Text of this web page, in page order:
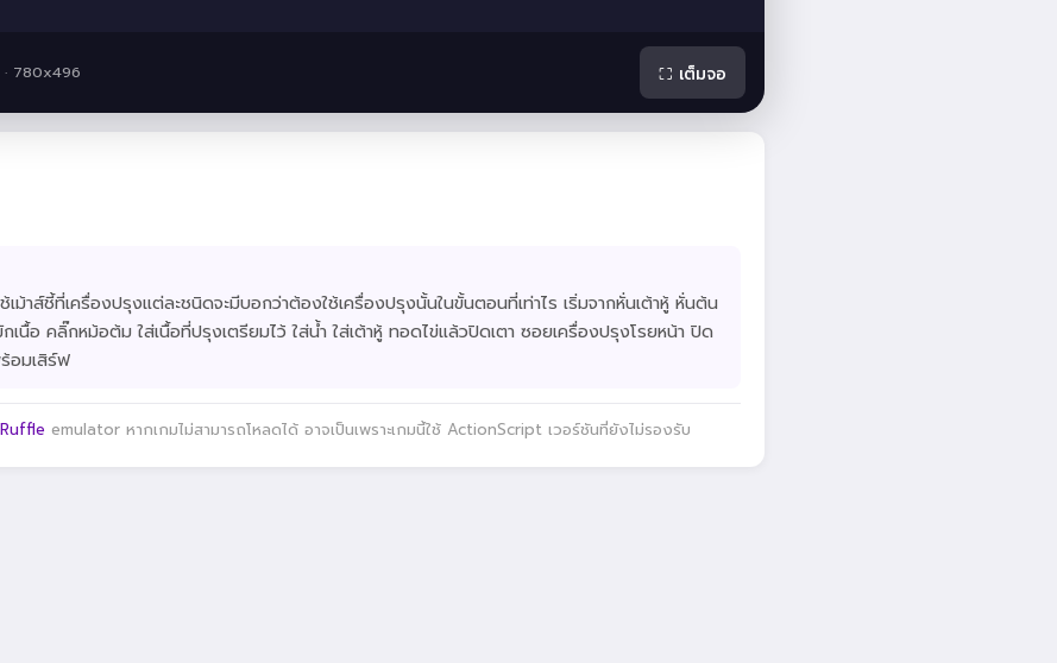
780x496 ⛶ เต็มจอ
เม้าส์ชี้ที่เครื่องปรุงแต่ละชนิดจะมีบอกว่าต้องใช้เครื่องปรุงนั้นในขั้นตอนที่เท่าไร เริ่มจากหั่นเต้าหู้ หั่นต้น
เนื้อ คลิ๊กหม้อต้ม ใส่เนื้อที่ปรุงเตรียมไว้ ใส่น้ำ ใส่เต้าหู้ ทอดไข่แล้วปิดเตา ซอยเครื่องปรุงโรยหน้า ปิด
อมเสิร์ฟ
Ruffle emulator หากเกมไม่สามารถโหลดได้ อาจเป็นเพราะเกมนี้ใช้ ActionScript เวอร์ชันที่ยังไม่รองรับ